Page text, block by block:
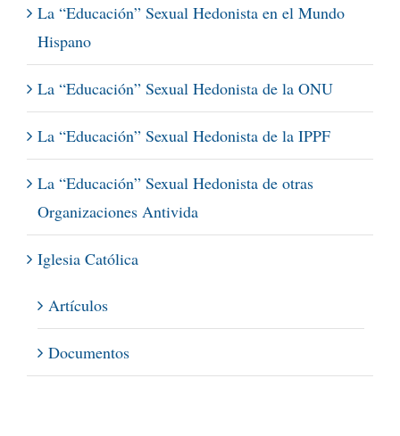
La “Educación” Sexual Hedonista en el Mundo
Hispano
La “Educación” Sexual Hedonista de la ONU
La “Educación” Sexual Hedonista de la IPPF
La “Educación” Sexual Hedonista de otras
Organizaciones Antivida
Iglesia Católica
Artículos
Documentos